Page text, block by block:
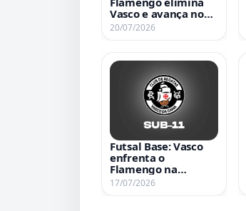
Vasco e avança no
Carioca Sub-10
20/07/2026
Futsal Base: Vasco
enfrenta o
Flamengo na
decisão do Carioca
17/07/2026